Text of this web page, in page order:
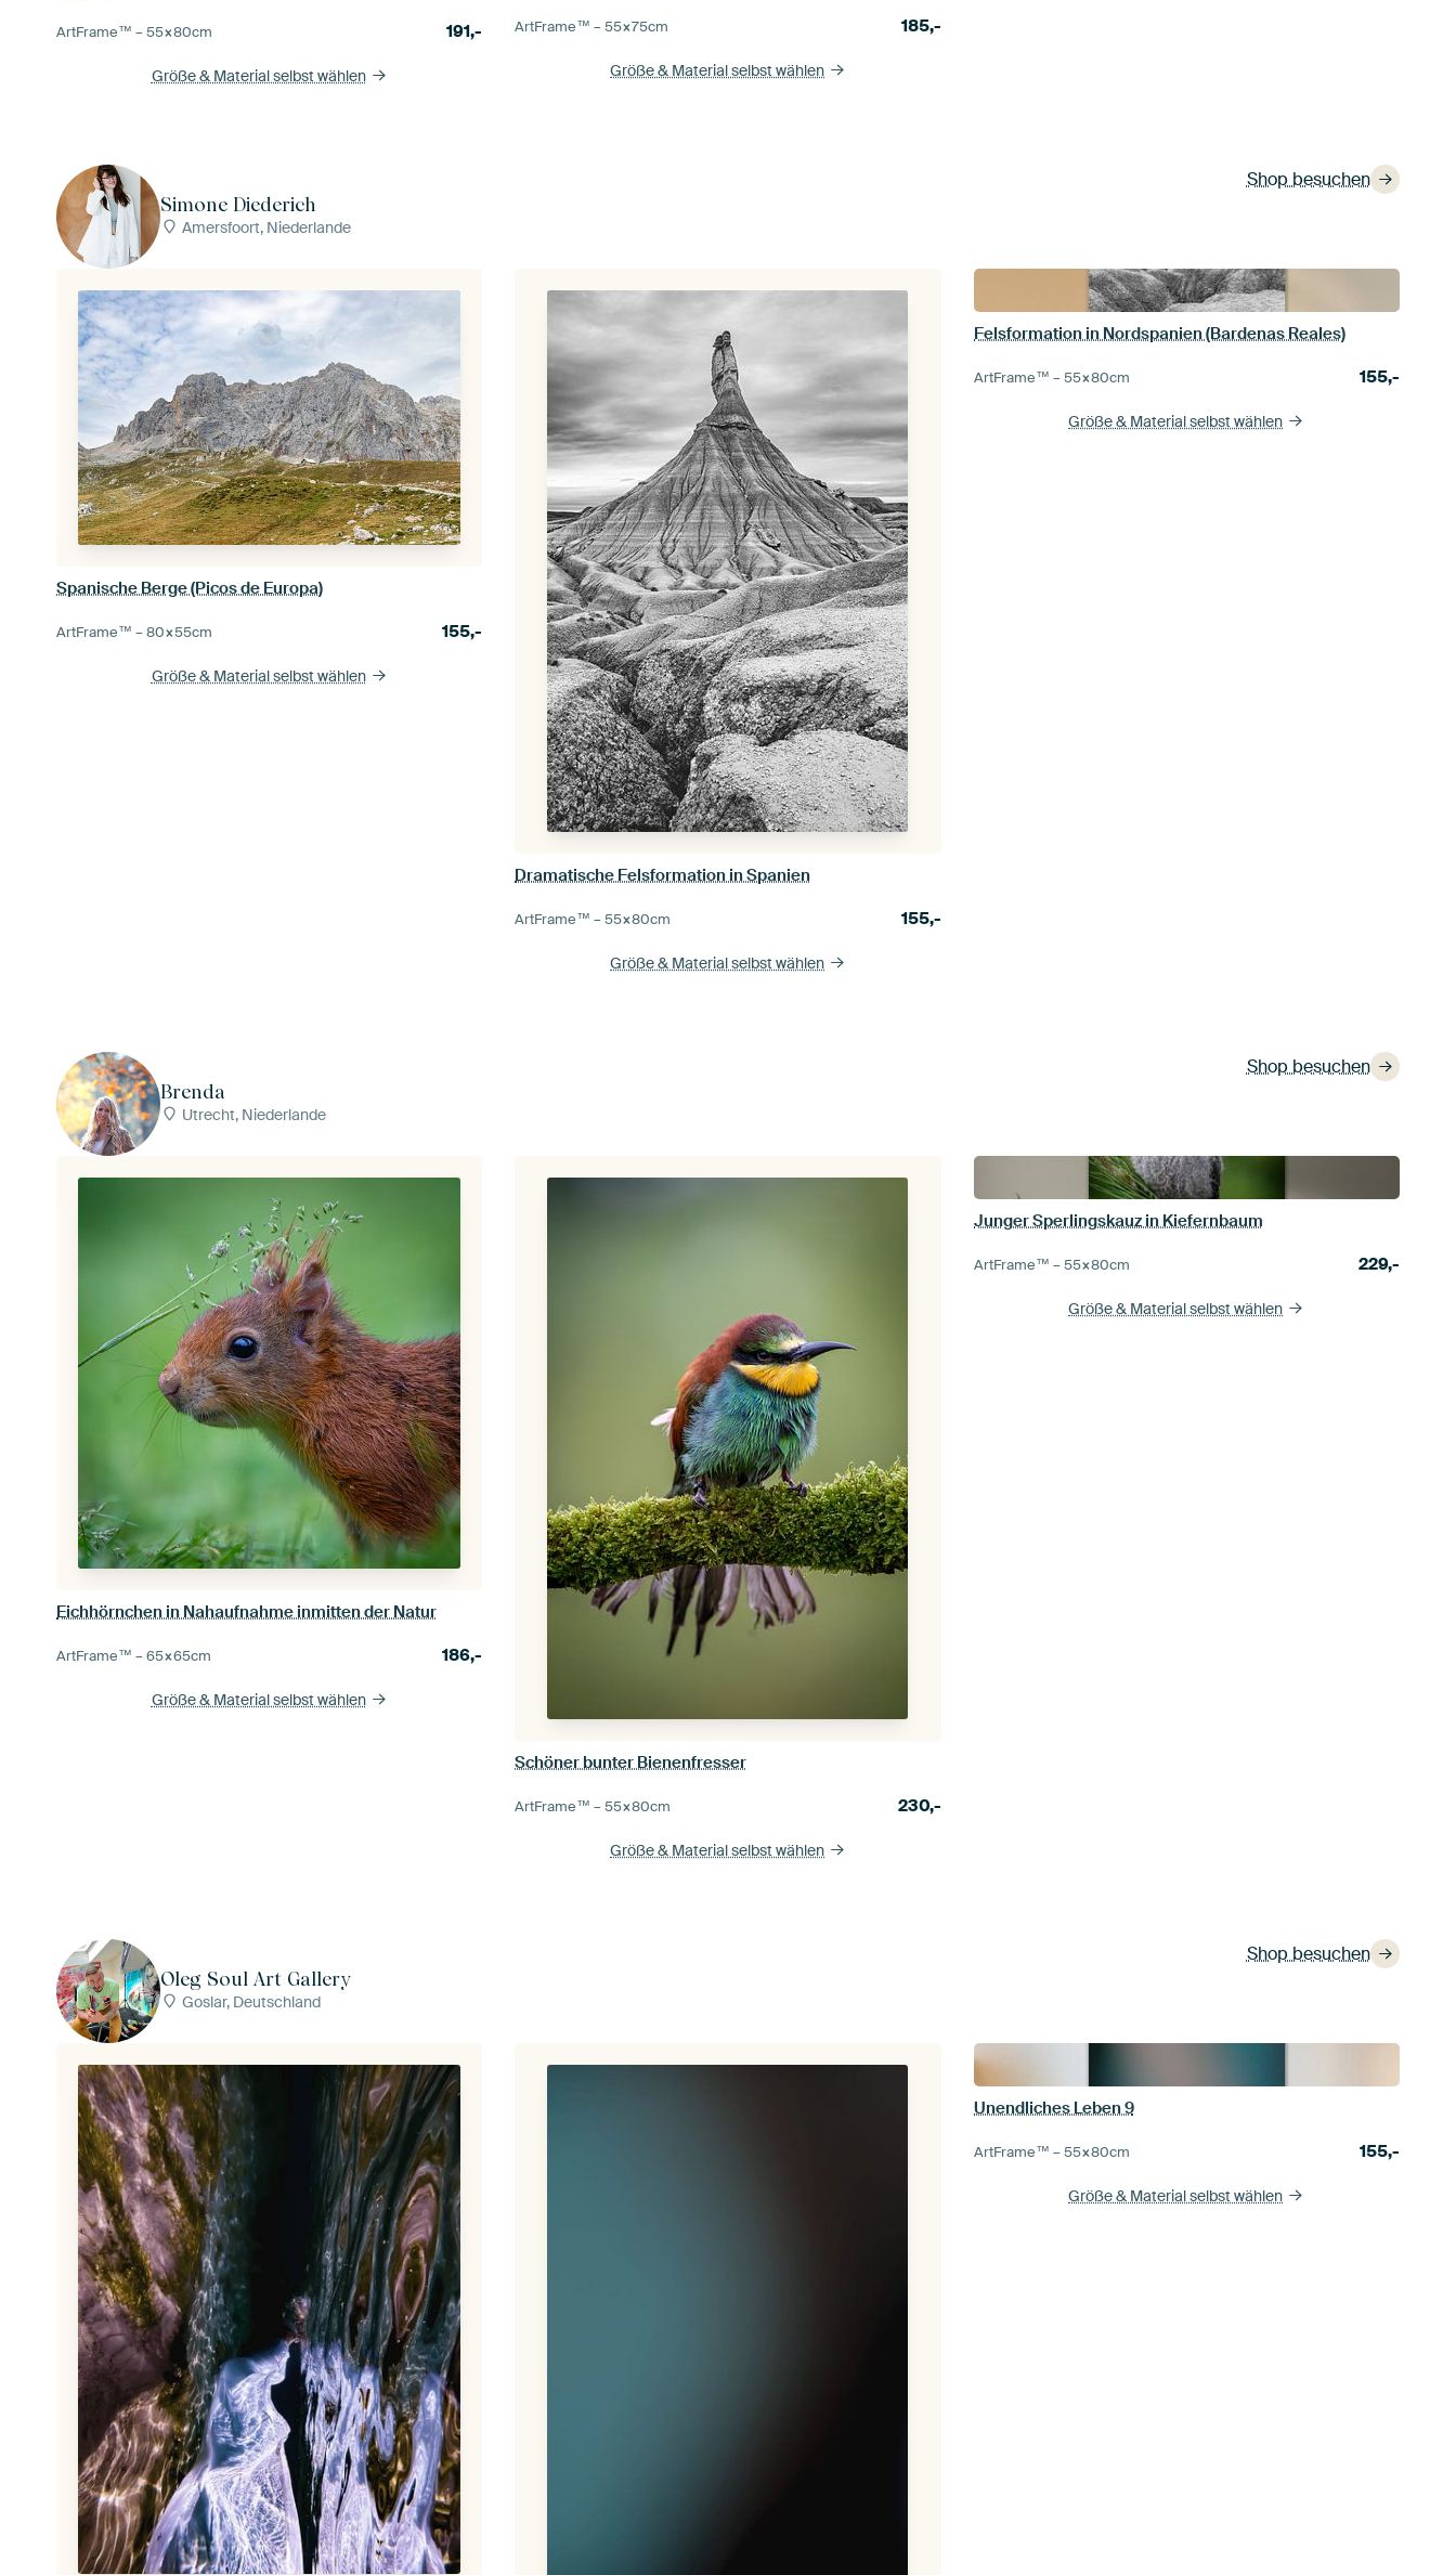
ArtFrame™ –55×80cm 191,-
Größe & Material selbst wählen
ArtFrame™ –55×75cm 185,-
Größe & Material selbst wählen
Simone Diederich
Amersfoort, Niederlande
Shop besuchen
Spanische Berge (Picos de Europa)
ArtFrame™ –80×55cm 155,-
Größe & Material selbst wählen
Dramatische Felsformation in Spanien
ArtFrame™ –55×80cm 155,-
Größe & Material selbst wählen
Felsformation in Nordspanien (Bardenas Reales)
ArtFrame™ –55×80cm 155,-
Größe & Material selbst wählen
Brenda
Utrecht, Niederlande
Shop besuchen
Eichhörnchen in Nahaufnahme inmitten der Natur
ArtFrame™ –65×65cm 186,-
Größe & Material selbst wählen
Schöner bunter Bienenfresser
ArtFrame™ –55×80cm 230,-
Größe & Material selbst wählen
Junger Sperlingskauz in Kiefernbaum
ArtFrame™ –55×80cm 229,-
Größe & Material selbst wählen
Oleg Soul Art Gallery
Goslar, Deutschland
Shop besuchen
Unendliches Leben 9
ArtFrame™ –55×80cm 155,-
Größe & Material selbst wählen